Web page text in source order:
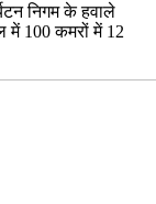
निगम के हवाले
में 100 कमरों में 12